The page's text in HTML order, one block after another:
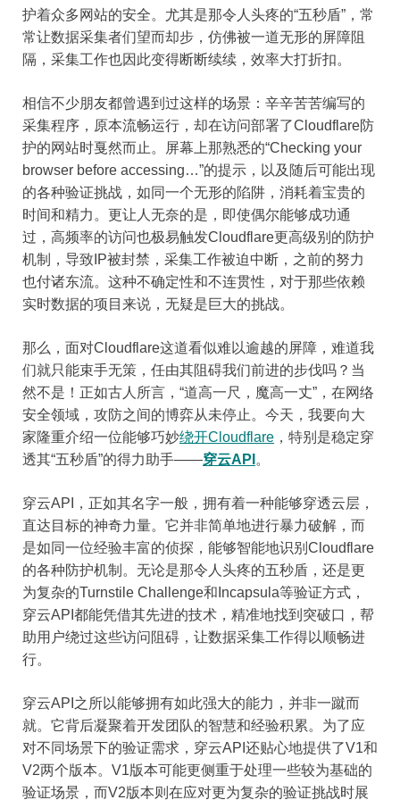
护着众多网站的安全。尤其是那令人头疼的“五秒盾”，常
常让数据采集者们望而却步，仿佛被一道无形的屏障阻
隔，采集工作也因此变得断断续续，效率大打折扣。
相信不少朋友都曾遇到过这样的场景：辛辛苦苦编写的
采集程序，原本流畅运行，却在访问部署了Cloudflare防
护的网站时戛然而止。屏幕上那熟悉的“Checking your
browser before accessing…”的提示，以及随后可能出现
的各种验证挑战，如同一个无形的陷阱，消耗着宝贵的
时间和精力。更让人无奈的是，即使偶尔能够成功通
过，高频率的访问也极易触发Cloudflare更高级别的防护
机制，导致IP被封禁，采集工作被迫中断，之前的努力
也付诸东流。这种不确定性和不连贯性，对于那些依赖
实时数据的项目来说，无疑是巨大的挑战。
那么，面对Cloudflare这道看似难以逾越的屏障，难道我
们就只能束手无策，任由其阻碍我们前进的步伐吗？当
然不是！正如古人所言，“道高一尺，魔高一丈”，在网络
安全领域，攻防之间的博弈从未停止。今天，我要向大
家隆重介绍一位能够巧妙绕开Cloudflare ，特别是稳定穿
透其“五秒盾”的得力助手——穿云API 。
穿云API，正如其名字一般，拥有着一种能够穿透云层，
直达目标的神奇力量。它并非简单地进行暴力破解，而
是如同一位经验丰富的侦探，能够智能地识别Cloudflare
的各种防护机制。无论是那令人头疼的五秒盾，还是更
为复杂的Turnstile Challenge和Incapsula等验证方式，
穿云API都能凭借其先进的技术，精准地找到突破口，帮
助用户绕过这些访问阻碍，让数据采集工作得以顺畅进
行。
穿云API之所以能够拥有如此强大的能力，并非一蹴而
就。它背后凝聚着开发团队的智慧和经验积累。为了应
对不同场景下的验证需求，穿云API还贴心地提供了V1和
V2两个版本。V1版本可能更侧重于处理一些较为基础的
验证场景，而V2版本则在应对更为复杂的验证挑战时展